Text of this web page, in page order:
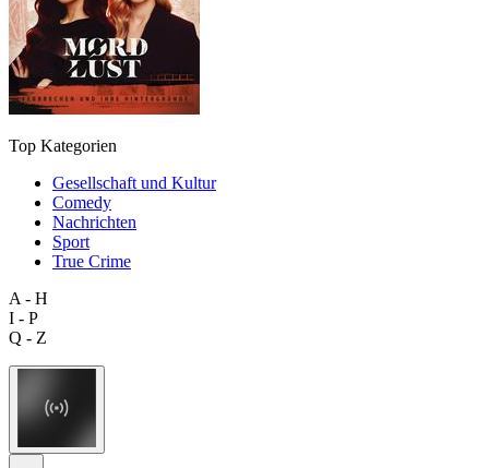
Top Kategorien
Gesellschaft und Kultur
Comedy
Nachrichten
Sport
True Crime
A - H
I - P
Q - Z